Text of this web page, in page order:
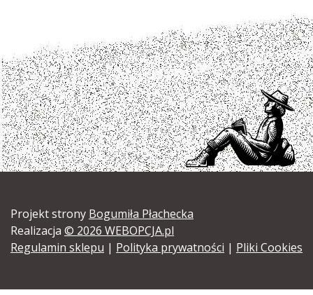
Projekt strony Bogumiła Płachecka
Realizacja © 2026 WEBOPCJA.pl
Regulamin sklepu | Polityka prywatności | Pliki Cookies